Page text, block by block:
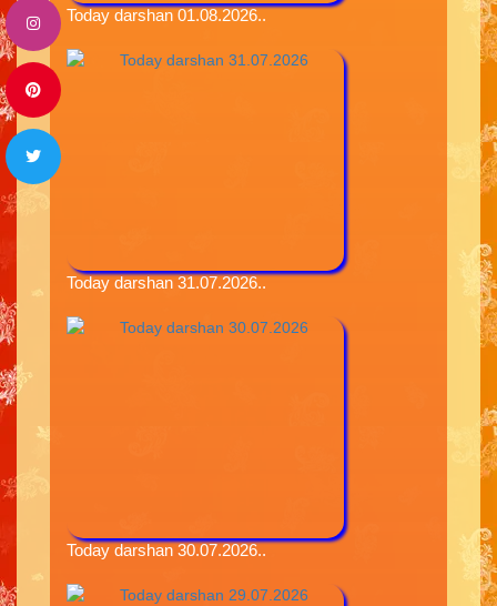
Today darshan 01.08.2026..
Today darshan 31.07.2026..
Today darshan 30.07.2026..